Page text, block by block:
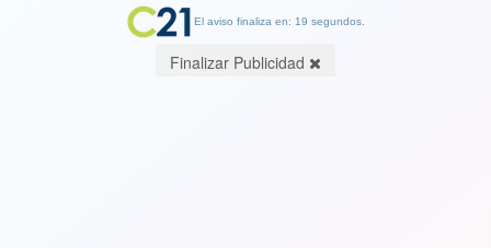
El aviso finaliza en: 18 segundos.
Finalizar Publicidad